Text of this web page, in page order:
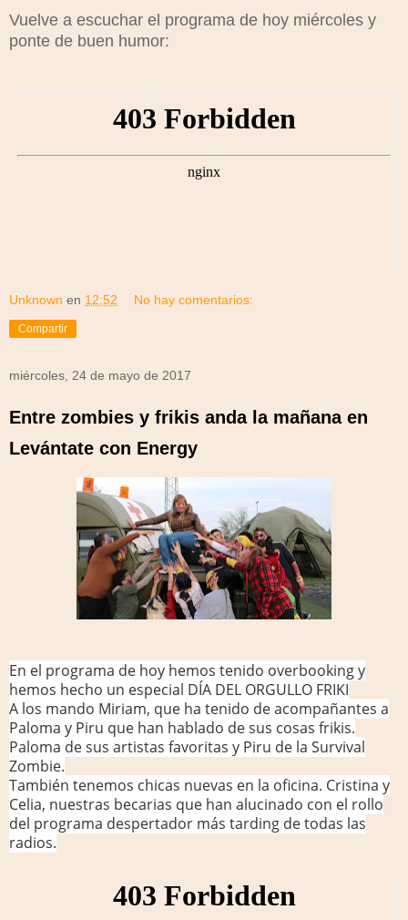
Vuelve a escuchar el programa de hoy miércoles y
ponte de buen humor:
Unknown en 12:52 No hay comentarios:
Compartir
miércoles, 24 de mayo de 2017
Entre zombies y frikis anda la mañana en
Levántate con Energy
En el programa de hoy hemos tenido overbooking y
hemos hecho un especial DÍA DEL ORGULLO FRIKI
A los mando Miriam, que ha tenido de acompañantes a
Paloma y Piru que han hablado de sus cosas frikis.
Paloma de sus artistas favoritas y Piru de la Survival
Zombie.
También tenemos chicas nuevas en la oficina. Cristina y
Celia, nuestras becarias que han alucinado con el rollo
del programa despertador más tarding de todas las
radios.